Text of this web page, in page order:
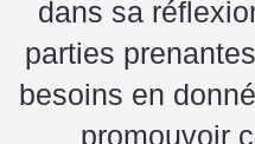
dans sa
parties
‎besoins en
promouvoir